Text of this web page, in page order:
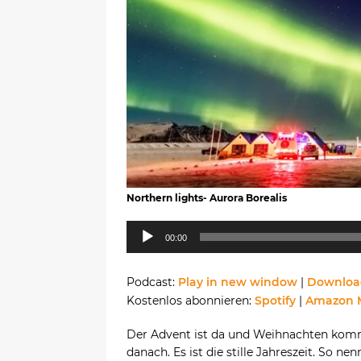
Northern lights- Aurora Borealis
Audio-
Player
00:00
Podcast: Play in new window
Kostenlos abonnieren: Spotify Amazon
Der Advent ist da und Weihnachten
danach. Es ist die stille Jahreszeit. So